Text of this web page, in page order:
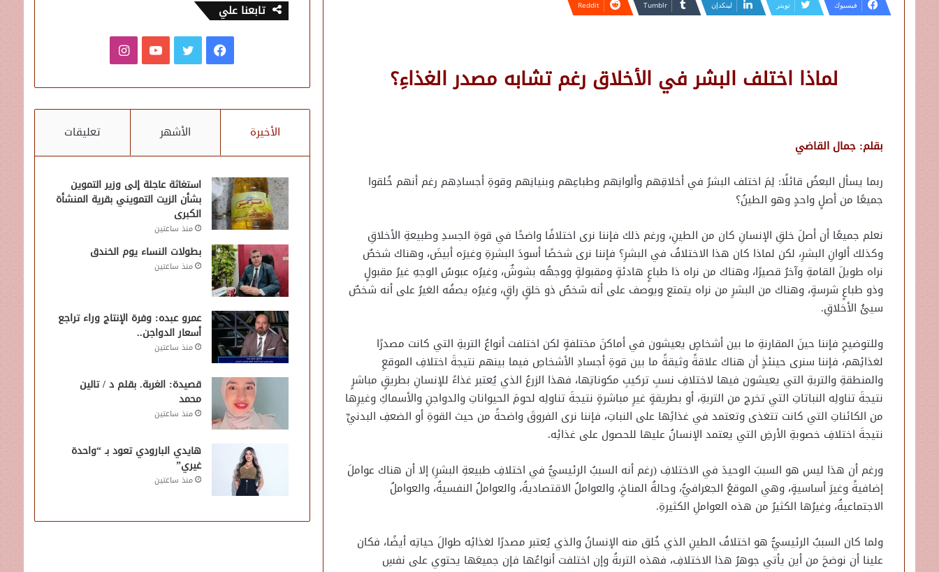
فيسبوك تويتر لينكدإن
لماذا اختلف البشر في الأخلاق رغم تشابه مصدر الغذاءِ؟
بقلم: جمال القاضي
ربما يسأل البعضُ قائلًا: لِمَ اختلف البشرُ في أخلاقِهم وألوانِهم وطباعِهم وبنيانِهم وقوةِ أجسادِهم رغم أنهم خُلقوا
جميعًا من أصلٍ واحدٍ وهو الطينُ؟
نعلم جميعًا أن أصلَ خلقِ الإنسانِ كان من الطينِ، ورغم ذلك فإننا نرى اختلافًا واضحًا في قوةِ الجسدِ وطبيعةِ الأخلاقِ
وكذلك ألوانِ البشرِ، لكن لماذا كان هذا الاختلافُ في البشرِ؟ فإننا نرى شخصًا أسودَ البشرةِ وغيرَه أبيضَ، وهناك شخصٌ
نراه طويلَ القامةِ وآخرُ قصيرًا، وهناك من نراه ذا طباعٍ هادئةٍ ومقبولةٍ ووجهُه بشوشٌ، وغيرُه عبوسُ الوجهِ غيرُ مقبولٍ
وذو طباعٍ شرسةٍ، وهناك من البشرِ من نراه يتمتع ويوصف على أنه شخصٌ ذو خلقٍ راقٍ، وغيرُه يصفُه الغيرُ على أنه شخصٌ
سيئُ الأخلاقِ.
وللتوضيحِ فإننا حينَ المقارنةِ ما بين أشخاصٍ يعيشون في أماكنَ مختلفةٍ لكن اختلفت أنواعُ التربةِ التي كانت مصدرًا
لغذائِهم، فإننا سنرى حينئذٍ أن هناك علاقةً وثيقةً ما بين قوةِ أجسادِ الأشخاصِ فيما بينهم نتيجةَ اختلافِ الموقعِ
والمنطقةِ والتربةِ التي يعيشون فيها لاختلافِ نسبِ تركيبِ مكوناتِها، فهذا الزرعُ الذي يُعتبر غذاءً للإنسانِ بطريقٍ مباشرٍ
نتيجةَ تناولِه النباتاتِ التي تخرج من التربةِ، أو بطريقةٍ غيرِ مباشرةٍ نتيجةَ تناولِه لحومَ الحيواناتِ والدواجنِ والأسماكِ وغيرِها
من الكائناتِ التي كانت تتغذى وتعتمد في غذائِها على النباتِ، فإننا نرى الفروقَ واضحةً من حيث القوةِ أو الضعفِ البدنيِّ
نتيجةَ اختلافِ خصوبةِ الأرضِ التي يعتمد الإنسانُ عليها للحصول على غذائِه.
ورغم أن هذا ليس هو السببَ الوحيدَ في الاختلافِ (رغم أنه السببُ الرئيسيُّ في اختلافِ طبيعةِ البشرِ) إلا أن هناك عواملَ
إضافيةً وغيرَ أساسيةٍ، وهي الموقعُ الجغرافيُّ، وحالةُ المناخِ، والعواملُ الاقتصاديةُ، والعواملُ النفسيةُ، والعواملُ
الاجتماعيةُ، وغيرُها الكثيرُ من هذه العواملِ الكثيرةِ.
ولما كان السببُ الرئيسيُّ هو اختلافُ الطينِ الذي خُلق منه الإنسانُ والذي يُعتبر مصدرًا لغذائِه طوالَ حياتِه أيضًا، فكان
علينا أن نوضحَ من أين يأتي جوهرُ هذا الاختلافِ، فهذه التربةُ وإن اختلفت أنواعُها فإن جميعَها يحتوي على نفسِ
تابعنا علي
فيسبوكتويتر يوتيوبانستقرام
الأخيرة الأشهر تعليقات
استغاثة عاجلة إلى وزير التموين
بشأن الزيت التمويني بقرية المنشأة
الكبرى
منذ ساعتين
بطولات النساء يوم الخندق
منذ ساعتين
عمرو عبده: وفرة الإنتاج وراء تراجع
أسعار الدواجن..
منذ ساعتين
قصيدة: الغربة. بقلم د / تالين
محمد
منذ ساعتين
هايدي البارودي تعود بـ “واحدة
غيري”
منذ ساعتين